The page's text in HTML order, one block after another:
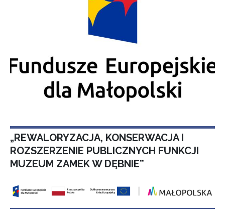
„REWALORYZACJA, KONSERWACJA I
ROZSZERZENIE PUBLICZNYCH FUNKCJI
MUZEUM ZAMEK W DĘBNIE”